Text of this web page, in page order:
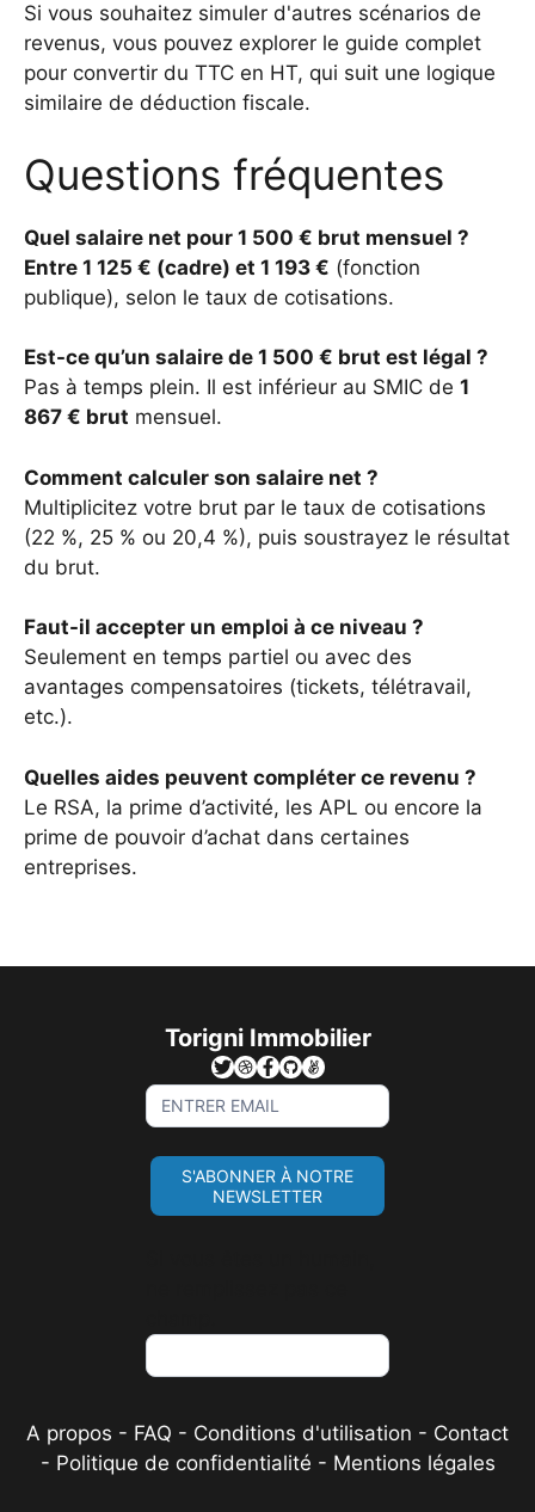
Si vous souhaitez simuler d'autres scénarios de
revenus, vous pouvez explorer le guide complet
pour convertir du TTC en HT, qui suit une logique
similaire de déduction fiscale.
Questions fréquentes
Quel salaire net pour 1 500 € brut mensuel ?
Entre 1 125 € (cadre) et 1 193 € (fonction
publique), selon le taux de cotisations.
Est-ce qu’un salaire de 1 500 € brut est légal ?
Pas à temps plein. Il est inférieur au SMIC de 1
867 € brut mensuel.
Comment calculer son salaire net ?
Multiplicitez votre brut par le taux de cotisations
(22 %, 25 % ou 20,4 %), puis soustrayez le résultat
du brut.
Faut-il accepter un emploi à ce niveau ?
Seulement en temps partiel ou avec des
avantages compensatoires (tickets, télétravail,
etc.).
Quelles aides peuvent compléter ce revenu ?
Le RSA, la prime d’activité, les APL ou encore la
prime de pouvoir d’achat dans certaines
entreprises.
Torigni Immobilier
Sign
Up
For
Newsletter
S'ABONNER À NOTRE
NEWSLETTER
A propos - FAQ - Conditions d'utilisation - Contact
- Politique de confidentialité - Mentions légales